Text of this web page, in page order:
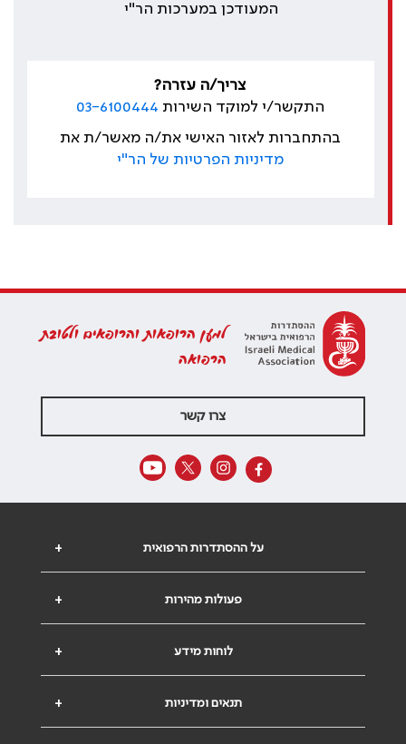
המעודכן במערכות הר"י
צריך/ה עזרה?
התקשר/י למוקד השירות 03-6100444
בהתחברות לאזור האישי את/ה מאשר/ת את
מדיניות הפרטיות של הר"י
למען הרופאות והרופאים ולטובת
הרפואה
צרו קשר
+ על ההסתדרות הרפואית
+ פעולות מהירות
+ לוחות מידע
+ תנאים ומדיניות